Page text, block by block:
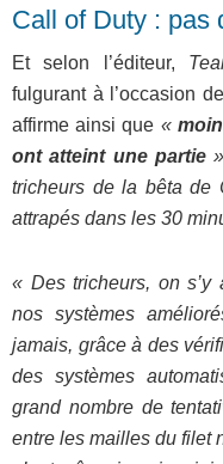
Call of Duty : pas
Et selon l’éditeur,
fulgurant à l’occasion
affirme ainsi que «
ont atteint une partie »
tricheurs de la bêta de
attrapés dans les 30
« Des tricheurs, on s’y
nos systèmes
jamais, grâce à des
des systèmes
grand nombre de
entre les mailles du filet